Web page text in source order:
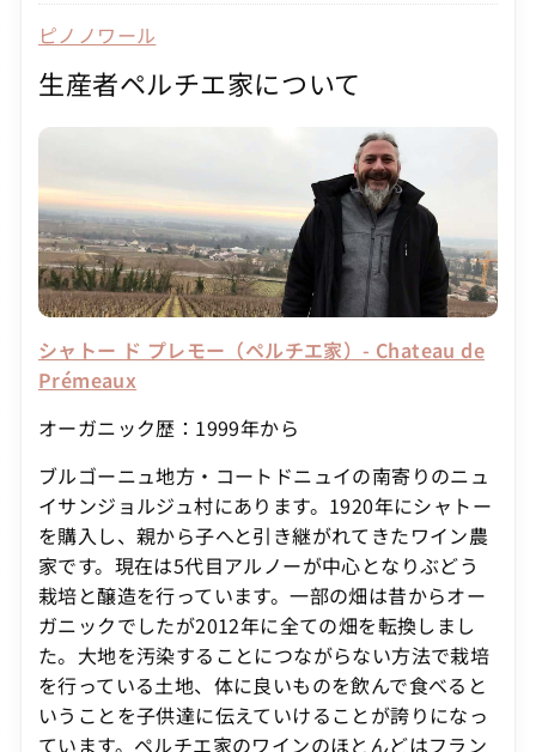
ピノノワール
生産者ペルチエ家について
シャトー ド プレモー（ペルチエ家）- Chateau de
Prémeaux
オーガニック歴：1999年から
ブルゴーニュ地方・コートドニュイの南寄りのニュ
イサンジョルジュ村にあります。1920年にシャトー
を購入し、親から子へと引き継がれてきたワイン農
家です。現在は5代目アルノーが中心となりぶどう
栽培と醸造を行っています。一部の畑は昔からオー
ガニックでしたが2012年に全ての畑を転換しまし
た。大地を汚染することにつながらない方法で栽培
を行っている土地、体に良いものを飲んで食べると
いうことを子供達に伝えていけることが誇りになっ
ています。ペルチエ家のワインのほとんどはフラン